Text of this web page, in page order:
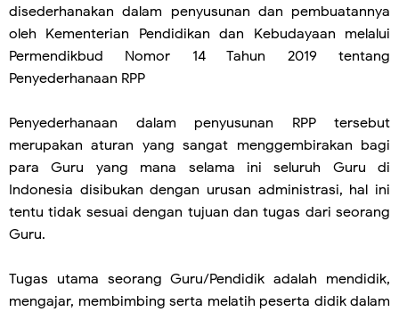
disederhanakan dalam penyusunan dan pembuatannya
oleh Kementerian Pendidikan dan Kebudayaan melalui
Permendikbud Nomor 14 Tahun 2019 tentang
Penyederhanaan RPP
Penyederhanaan dalam penyusunan RPP tersebut
merupakan aturan yang sangat menggembirakan bagi
para Guru yang mana selama ini seluruh Guru di
Indonesia disibukan dengan urusan administrasi, hal ini
tentu tidak sesuai dengan tujuan dan tugas dari seorang
Guru.
Tugas utama seorang Guru/Pendidik adalah mendidik,
mengajar, membimbing serta melatih peserta didik dalam